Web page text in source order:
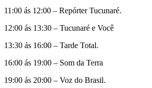
11:00 ás 12:00 – Repórter Tucunaré.
12:00 ás 13:30 – Tucunaré e Você
13:30 ás 16:00 – Tarde Total.
16:00 ás 19:00 – Som da Terra
19:00 ás 20:00 – Voz do Brasil.